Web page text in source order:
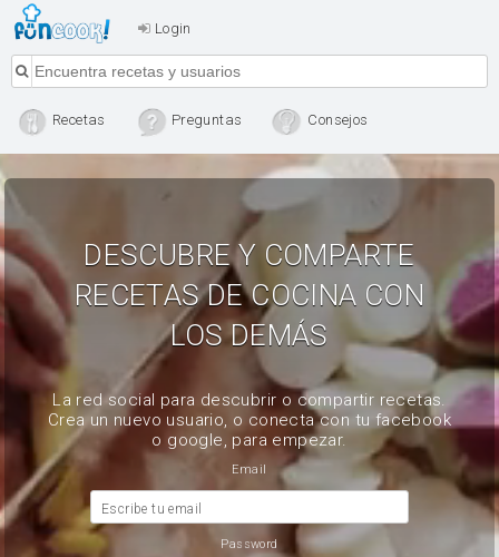
Login
Recetas Preguntas Consejos
DESCUBRE Y COMPARTE
RECETAS DE COCINA CON
LOS DEMÁS
La red social para descubrir o compartir recetas.
Crea un nuevo usuario, o conecta con tu facebook
o google, para empezar.
Email
Escribe tu email
Password